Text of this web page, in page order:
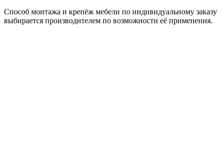
Способ монтажа и крепёж мебели по индивидуальному заказу
выбирается производителем по возможности её применения.